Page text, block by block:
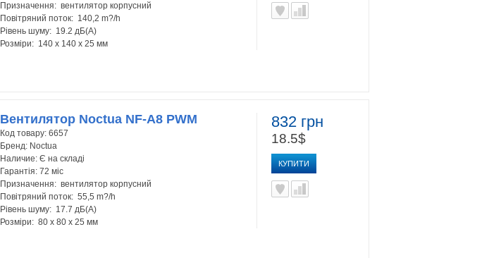
Призначення: вентилятор корпусний
Повітряний поток: 140,2 m?/h
Рівень шуму: 19.2 дБ(А)
Розміри: 140 x 140 x 25 мм
832 грн
18.5$
КУПИТИ
Вентилятор Noctua NF-A8 PWM
Код товару: 6657
Бренд: Noctua
Наличие: Є на складі
Гарантія: 72 міс
Призначення: вентилятор корпусний
Повітряний поток: 55,5 m?/h
Рівень шуму: 17.7 дБ(А)
Розміри: 80 x 80 x 25 мм